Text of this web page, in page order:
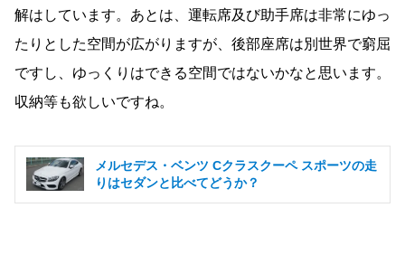
解はしています。あとは、運転席及び助手席は非常にゆっ
たりとした空間が広がりますが、後部座席は別世界で窮屈
ですし、ゆっくりはできる空間ではないかなと思います。
収納等も欲しいですね。
メルセデス・ベンツ Cクラスクーペ スポーツの走
りはセダンと比べてどうか？